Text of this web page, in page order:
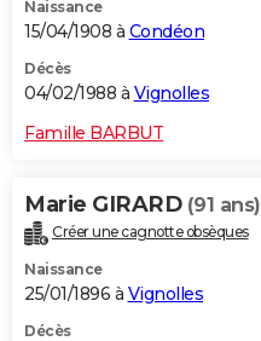
Naissance
15/04/1908 à Condéon
Décès
04/02/1988 à Vignolles
Famille BARBUT
Marie GIRARD (91 ans)
Créer une cagnotte obsèques
Naissance
25/01/1896 à Vignolles
Décès